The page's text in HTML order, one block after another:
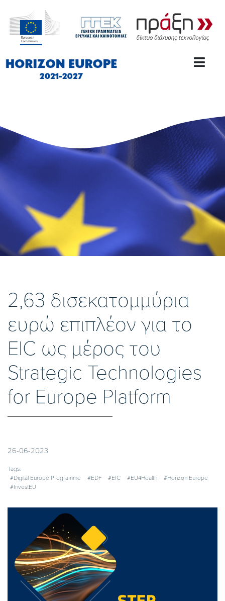
2,63 δισεκατομμύρια
ευρώ επιπλέον για το
EIC ως μέρος του
Strategic Technologies
for Europe Platform
26-06-2023
Tags:
#Digital Europe Programme
#EDF #EIC #EU4Health
#Horizon Europe
#InvestEU